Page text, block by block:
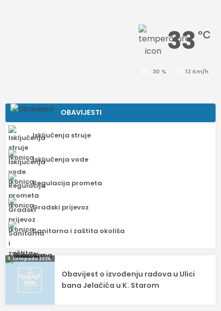
33 °C
30 % 12 Km/h
OBAVIJESTI
Isključenja struje
Isključenja vode
Regulacija prometa
Gradski prijevoz
Sanitarna i zaštita okoliša
Navigacija
objava
3. listopada 2025.
Obavijest o izvođenju radova u Ulici
bana Jelačića u K. Starom